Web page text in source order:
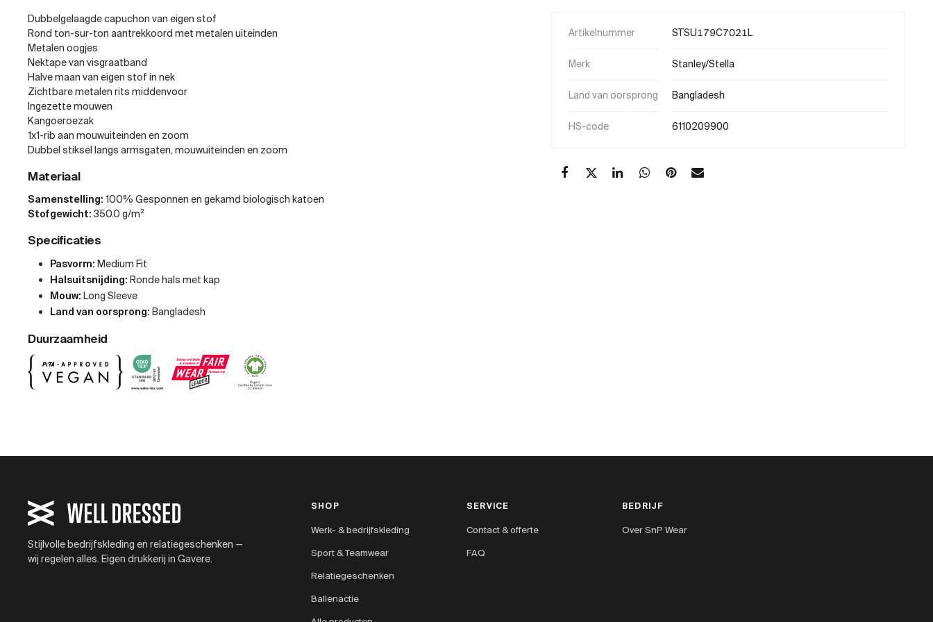
Dubbelgelaagde capuchon van eigen stof
Rond ton-sur-ton aantrekkoord met metalen uiteinden
Metalen oogjes
Nektape van visgraatband
Halve maan van eigen stof in nek
Zichtbare metalen rits middenvoor
Ingezette mouwen
Kangoeroezak
1x1-rib aan mouwuiteinden en zoom
Dubbel stiksel langs armsgaten, mouwuiteinden en zoom
Materiaal
Samenstelling: 100% Gesponnen en gekamd biologisch katoen
Stofgewicht: 350.0 g/m²
Specificaties
Pasvorm: Medium Fit
Halsuitsnijding: Ronde hals met kap
Mouw: Long Sleeve
Land van oorsprong: Bangladesh
Duurzaamheid
Artikelnummer STSU179C7021L
Merk Stanley/Stella
Land van oorsprong Bangladesh
HS-code 6110209900
Stijlvolle bedrijfskleding en relatiegeschenken —
wij regelen alles. Eigen drukkerij in Gavere.
SHOP
Werk- & bedrijfskleding
Sport & Teamwear
Relatiegeschenken
Ballenactie
SERVICE
Contact & offerte
FAQ
BEDRIJF
Over SnP Wear